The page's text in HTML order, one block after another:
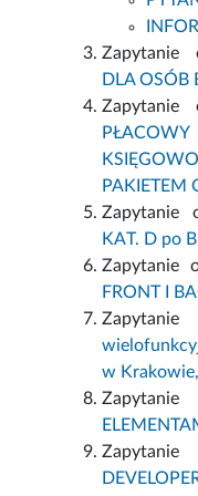
Zapytanie
DLA OSÓB
Zapytanie
PAKIETEM
Zapytanie
KAT. D po
Zapytanie
FRONT I
Zapytanie
w